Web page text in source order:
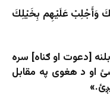
وَأَجْلِبْ عَلَيْهِم بِخَيْلِكَ
[دعوت او ګناه] سره
او د هغوی په مقابل